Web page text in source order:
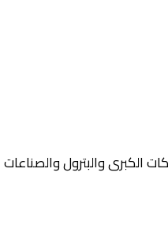
الكبرى والبترول